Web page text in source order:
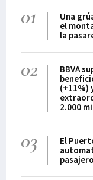
01
Una
el
la
02
BBVA
(+11%)
2.000
03
El